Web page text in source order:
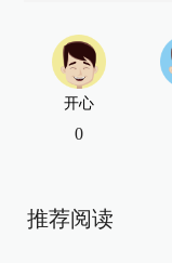
开心
0
推荐阅读